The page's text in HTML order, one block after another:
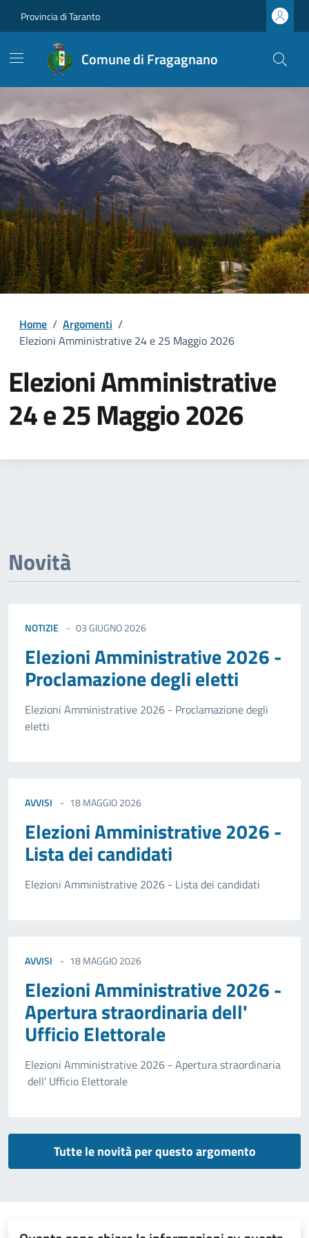
Provincia di Taranto
Comune di Fragagnano
Home / Argomenti /
Elezioni Amministrative 24 e 25 Maggio 2026
Elezioni Amministrative
24 e 25 Maggio 2026
Dettagli della notizia
Novità
NOTIZIE 03 GIUGNO 2026
Elezioni Amministrative 2026 -
Proclamazione degli eletti
Elezioni Amministrative 2026 - Proclamazione degli
eletti
AVVISI 18 MAGGIO 2026
Elezioni Amministrative 2026 -
Lista dei candidati
Elezioni Amministrative 2026 - Lista dei candidati
AVVISI 18 MAGGIO 2026
Elezioni Amministrative 2026 -
Apertura straordinaria dell'
Ufficio Elettorale
Elezioni Amministrative 2026 - Apertura straordinaria
dell' Ufficio Elettorale
Tutte le novità per questo argomento